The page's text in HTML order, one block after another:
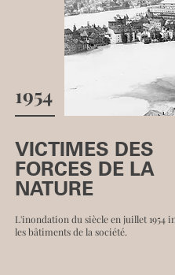
1954
VICTIMES DES
FORCES DE LA
NATURE
L'inondation du siècle en juillet 1954
les bâtiments de la société.